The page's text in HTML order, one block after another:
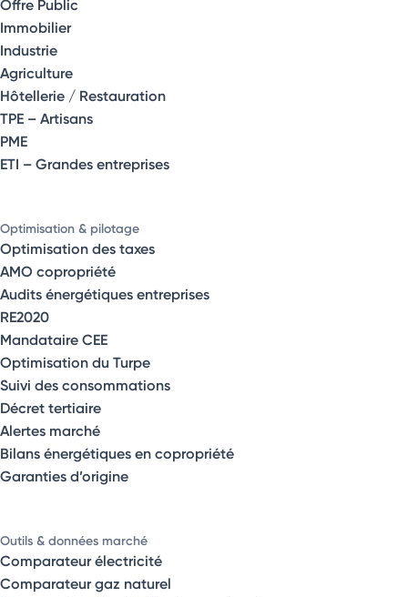
Offre Public
Immobilier
Industrie
Agriculture
Hôtellerie / Restauration
TPE – Artisans
PME
ETI – Grandes entreprises
Optimisation & pilotage
Optimisation des taxes
AMO copropriété
Audits énergétiques entreprises
RE2020
Mandataire CEE
Optimisation du Turpe
Suivi des consommations
Décret tertiaire
Alertes marché
Bilans énergétiques en copropriété
Garanties d’origine
Outils & données marché
Comparateur électricité
Comparateur gaz naturel